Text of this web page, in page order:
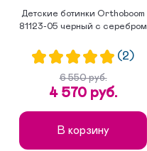
Детские ботинки Orthoboom
81123-05 черный с серебром
(2)
6 550 руб.
4 570 руб.
В корзину